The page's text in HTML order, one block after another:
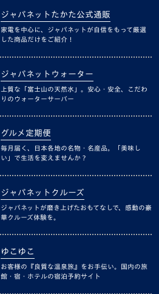
ジャパネットたかた公式通販
家電を中心に、ジャパネットが自信をもって厳選
した商品だけをご紹介！
ジャパネットウォーター
上質な「富士山の天然水」。安心・安全、こだわ
りのウォーターサーバー
グルメ定期便
毎月届く、日本各地の名物・名産品。「美味し
い」で生活を変えませんか？
ジャパネットクルーズ
ジャパネットが磨き上げたおもてなしで、感動の豪
華クルーズ体験を。
ゆこゆこ
お客様の『良質な温泉旅』をお手伝い。国内の旅
館・宿・ホテルの宿泊予約サイト